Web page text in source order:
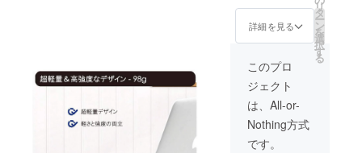
lapflips
× 2 ご希
望のカ
ラーを
お選び
下さ
い。
詳細を見る
リ
タ
ー
ン
を
選
択
す
る
このプロ
ジェクト
は、All-or-
Nothing方式
です。